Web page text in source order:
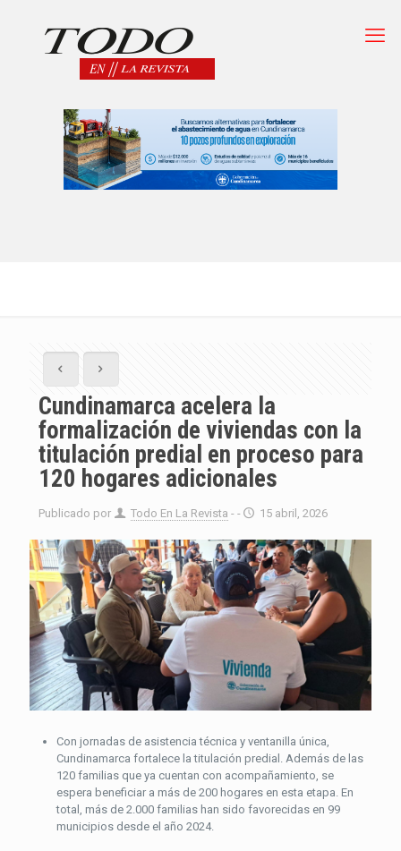
Cundinamarca acelera la
formalización de viviendas con la
titulación predial en proceso para
120 hogares adicionales
Publicado por Todo En La Revista - - 15 abril, 2026
Con jornadas de asistencia técnica y ventanilla única,
Cundinamarca fortalece la titulación predial. Además de las
120 familias que ya cuentan con acompañamiento, se
espera beneficiar a más de 200 hogares en esta etapa. En
total, más de 2.000 familias han sido favorecidas en 99
municipios desde el año 2024.